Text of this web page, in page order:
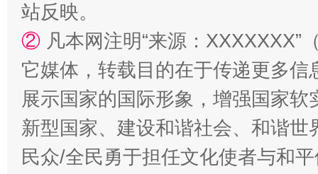
国家大学科技园优化重塑工作
站反映。
② 凡本网注明“来源：
它媒体，转载目的在于传递更多
展示国家的国际形象，增强国家
新型国家、建设和谐社会、和谐
民众/全民勇于担任文化使者与和